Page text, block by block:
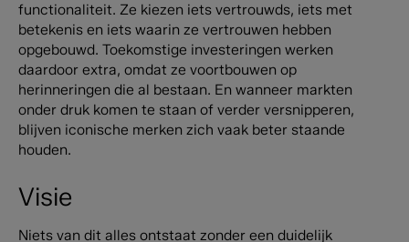
functionaliteit. Ze kiezen iets vertrouwds, iets met
betekenis en iets waarin ze vertrouwen hebben
opgebouwd. Toekomstige investeringen werken
daardoor extra, omdat ze voortbouwen op
herinneringen die al bestaan. En wanneer markten
onder druk komen te staan of verder versnipperen,
blijven iconische merken zich vaak beter staande
houden.
Visie
Niets van dit alles ontstaat zonder een duidelijk